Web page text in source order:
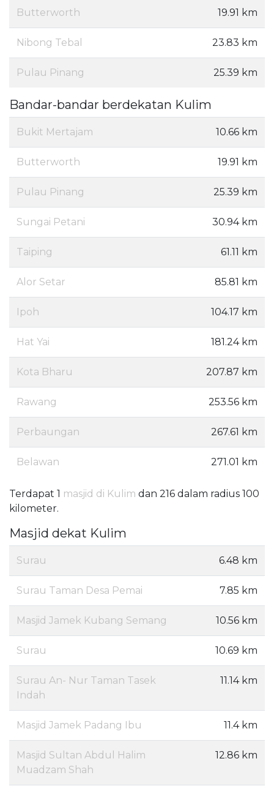
Butterworth 19.91 km
Nibong Tebal 23.83 km
Pulau Pinang 25.39 km
Bandar-bandar berdekatan Kulim
Bukit Mertajam 10.66 km
Butterworth 19.91 km
Pulau Pinang 25.39 km
Sungai Petani 30.94 km
Taiping 61.11 km
Alor Setar 85.81 km
Ipoh 104.17 km
Hat Yai 181.24 km
Kota Bharu 207.87 km
Rawang 253.56 km
Perbaungan 267.61 km
Belawan 271.01 km
Terdapat 1 masjid di Kulim dan 216 dalam radius 100
kilometer.
Masjid dekat Kulim
Surau 6.48 km
Surau Taman Desa Pemai 7.85 km
Masjid Jamek Kubang Semang 10.56 km
Surau 10.69 km
Surau An- Nur Taman Tasek
Indah
11.14 km
Masjid Jamek Padang Ibu 11.4 km
Masjid Sultan Abdul Halim
Muadzam Shah
12.86 km